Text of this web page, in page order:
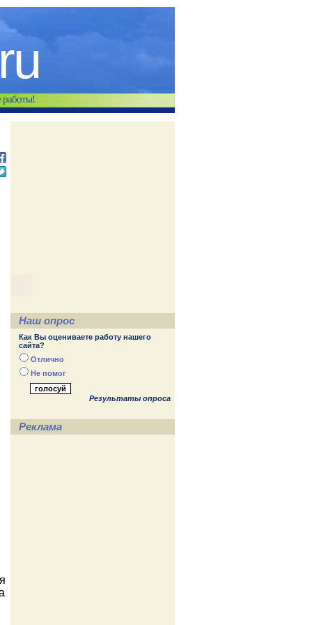
работы!
Наш опрос
Как Вы оцениваете работу нашего
сайта?
Отлично
Не помог
Результаты опроса
Реклама